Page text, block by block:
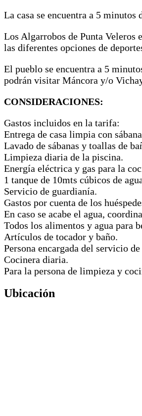
La casa se encuentra a 5 minutos
Los Algarrobos de Punta Veleros
las diferentes opciones de
El pueblo se encuentra a 5
podrán visitar Máncora y/o
CONSIDERACIONES:
Gastos incluidos en la tarifa:
Entrega de casa limpia con
Lavado de sábanas y toallas de
Limpieza diaria de la piscina.
Energía eléctrica y gas para la
1 tanque de 10mts cúbicos de
Servicio de guardianía.
Gastos por cuenta de los
En caso se acabe el agua,
Todos los alimentos y agua para
Artículos de tocador y baño.
Persona encargada del servicio
Cocinera diaria.
Para la persona de limpieza y
Ubicación